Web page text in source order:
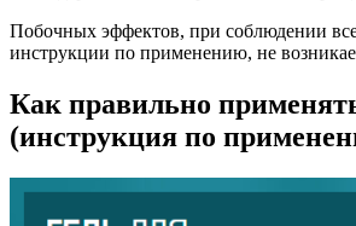
Побочных эффектов, при соблюдении
инструкции по применению, не
Как правильно
(инструкция по